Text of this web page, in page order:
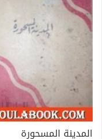
المدينة المسحورة